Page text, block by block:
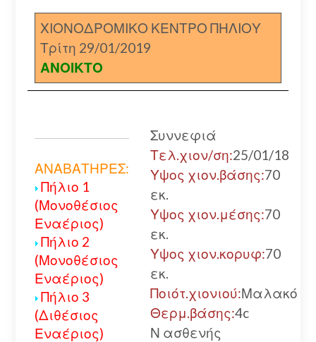
ΧΙΟΝΟΔΡΟΜΙΚΟ ΚΕΝΤΡΟ ΠΗΛΙΟΥ
Τρίτη 29/01/2019
ΑΝΟΙΚΤΟ
ΑΝΑΒΑΤΗΡΕΣ:
Πήλιο 1
(Μονοθέσιος
Εναέριος)
Πήλιο 2
(Μονοθέσιος
Εναέριος)
Πήλιο 3
(Διθέσιος
Εναέριος)
Συννεφιά
Τελ.χιον/ση:25/01/18
Υψος χιον.βάσης:70
εκ.
Υψος χιον.μέσης:70
εκ.
Υψος χιον.κορυφ:70
εκ.
Ποιότ.χιονιού:Μαλακό
Θερμ.βάσης:4c
Ν ασθενής